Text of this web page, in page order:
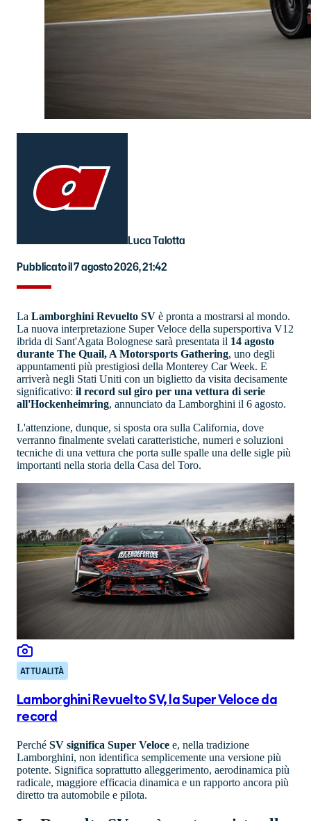
Luca Talotta
Pubblicato il 7 agosto 2026, 21:42
La Lamborghini Revuelto SV è pronta a mostrarsi al mondo.
La nuova interpretazione Super Veloce della supersportiva V12
ibrida di Sant'Agata Bolognese sarà presentata il 14 agosto
durante The Quail, A Motorsports Gathering, uno degli
appuntamenti più prestigiosi della Monterey Car Week. E
arriverà negli Stati Uniti con un biglietto da visita decisamente
significativo: il record sul giro per una vettura di serie
all'Hockenheimring, annunciato da Lamborghini il 6 agosto.
L'attenzione, dunque, si sposta ora sulla California, dove
verranno finalmente svelati caratteristiche, numeri e soluzioni
tecniche di una vettura che porta sulle spalle una delle sigle più
importanti nella storia della Casa del Toro.
ATTUALITÀ
Lamborghini Revuelto SV, la Super Veloce da
record
Perché SV significa Super Veloce e, nella tradizione
Lamborghini, non identifica semplicemente una versione più
potente. Significa soprattutto alleggerimento, aerodinamica più
radicale, maggiore efficacia dinamica e un rapporto ancora più
diretto tra automobile e pilota.